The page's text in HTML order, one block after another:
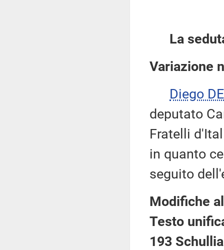
La
Variazione
Diego
deputato
Fratelli
in quanto
seguito
Modifiche
Testo
193